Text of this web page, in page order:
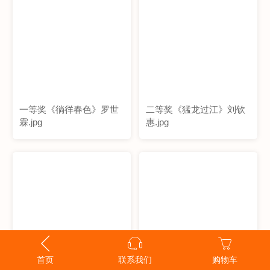
一等奖《徜徉春色》罗世
霖.jpg
二等奖《猛龙过江》刘钦
惠.jpg
二等奖《星空之下》洪淑 三等奖《百家宴》洪卫
首页 联系我们 购物车